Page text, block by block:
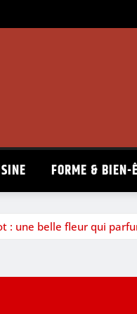
FORME & BIEN-
: une belle fleur qui